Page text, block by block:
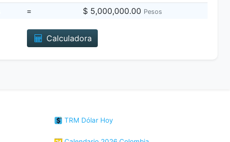
= $ 5,000,000.00 Pesos
Calculadora
TRM Dólar Hoy